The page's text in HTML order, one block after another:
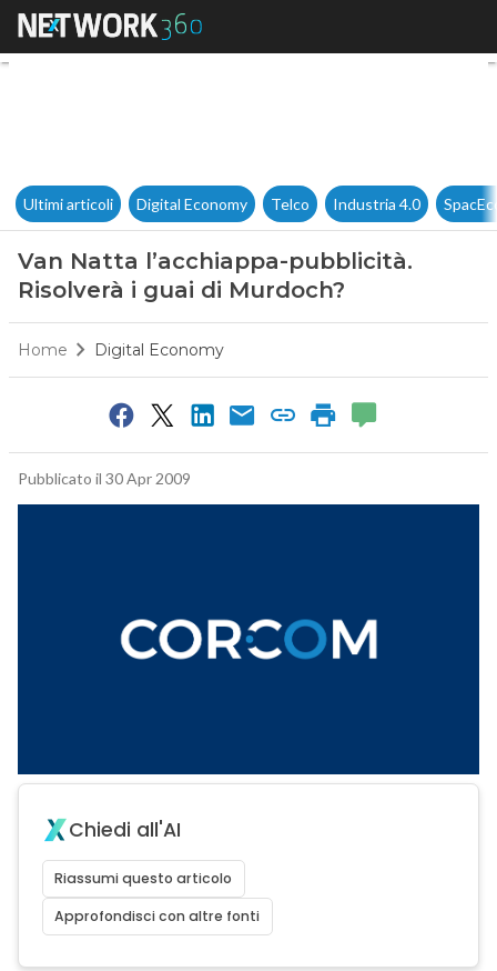
Van Natta l’acchiappa-
Ultimi articoli Digital Economy Telco Industria 4.0
Van Natta l’acchiappa-pubblicità.
Risolverà i guai di Murdoch?
Home Digital Economy
Pubblicato il 30 Apr 2009
Chiedi all'AI
Riassumi questo articolo
Approfondisci con altre fonti